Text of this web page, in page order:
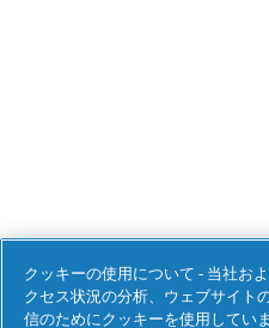
クッキーの使用について - 当社お
クセス状況の分析、ウェブサイト
信のためにクッキーを使用してい